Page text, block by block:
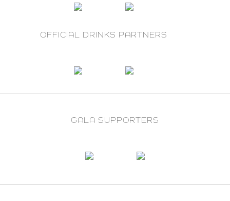
OFFICIAL DRINKS PARTNERS
GALA SUPPORTERS